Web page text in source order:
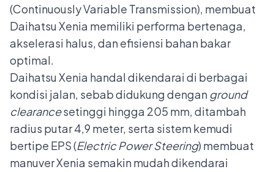
(Continuously Variable Transmission), membuat
Daihatsu Xenia memiliki performa bertenaga,
akselerasi halus, dan efisiensi bahan bakar
optimal.
Daihatsu Xenia handal dikendarai di berbagai
kondisi jalan, sebab didukung dengan ground
clearancesetinggi hingga 205 mm, ditambah
radius putar 4,9 meter, serta sistem kemudi
bertipe EPS (Electric Power Steering) membuat
manuver Xenia semakin mudah dikendarai